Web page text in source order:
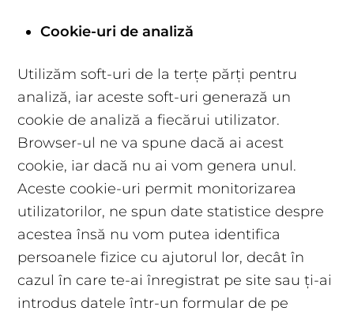
Cookie-uri de analiză
Utilizăm soft-uri de la terțe părți pentru
analiză, iar aceste soft-uri generază un
cookie de analiză a fiecărui utilizator.
Browser-ul ne va spune dacă ai acest
cookie, iar dacă nu ai vom genera unul.
Aceste cookie-uri permit monitorizarea
utilizatorilor, ne spun date statistice despre
acestea însă nu vom putea identifica
persoanele fizice cu ajutorul lor, decât în
cazul în care te-ai înregistrat pe site sau ți-ai
introdus datele într-un formular de pe